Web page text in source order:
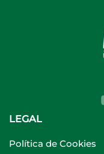
LEGAL
Política de Cookies